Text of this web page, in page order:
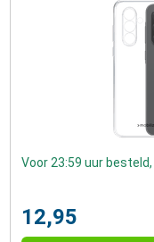
Voor 23:59 uur
12,95